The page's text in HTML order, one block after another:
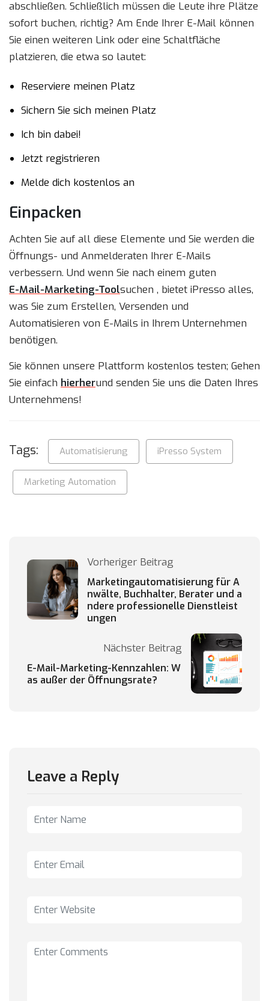
abschließen. Schließlich müssen die Leute ihre Plätze
sofort buchen, richtig? Am Ende Ihrer E-Mail können
Sie einen weiteren Link oder eine Schaltfläche
platzieren, die etwa so lautet:
Reserviere meinen Platz
Sichern Sie sich meinen Platz
Ich bin dabei!
Jetzt registrieren
Melde dich kostenlos an
Einpacken
Achten Sie auf all diese Elemente und Sie werden die
Öffnungs- und Anmelderaten Ihrer E-Mails
verbessern. Und wenn Sie nach einem guten
E-Mail-Marketing-Toolsuchen , bietet iPresso alles,
was Sie zum Erstellen, Versenden und
Automatisieren von E-Mails in Ihrem Unternehmen
benötigen.
Sie können unsere Plattform kostenlos testen; Gehen
Sie einfach hierherund senden Sie uns die Daten Ihres
Unternehmens!
Tags: Automatisierung iPresso System
Marketing Automation
Vorheriger Beitrag
Marketingautomatisierung für A
nwälte, Buchhalter, Berater und a
ndere professionelle Dienstleist
ungen
Nächster Beitrag
E-Mail-Marketing-Kennzahlen: W
as außer der Öffnungsrate?
Leave a Reply